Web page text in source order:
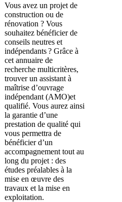
Vous avez un projet de
construction ou de
rénovation ? Vous
souhaitez bénéficier de
conseils neutres et
indépendants ? Grâce à
cet annuaire de
recherche multicritères,
trouver un assistant à
maîtrise d’ouvrage
indépendant (AMO)et
qualifié. Vous aurez ainsi
la garantie d’une
prestation de qualité qui
vous permettra de
bénéficier d’un
accompagnement tout au
long du projet : des
études préalables à la
mise en œuvre des
travaux et la mise en
exploitation.